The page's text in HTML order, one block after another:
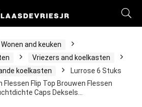
Wonen and keuken
Vriezers and koelkasten
koelkasten
Lurrose 6 Stuks
Flessen Flip Top Brouwen Flessen
Caps Deksels…